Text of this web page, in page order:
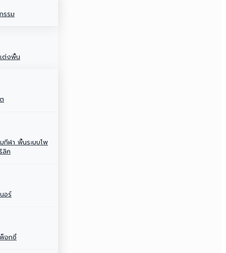
รรม
ต่งพื้น
กีฬา พื้นระบบโพ
ลิค
อร์
อกซี่